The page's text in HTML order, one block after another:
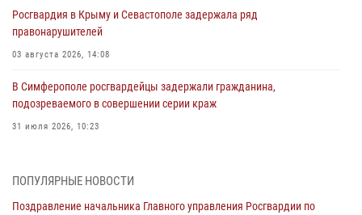
Росгвардия в Крыму и Севастополе задержала ряд
правонарушителей
03 августа 2026, 14:08
В Симферополе росгвардейцы задержали гражданина,
подозреваемого в совершении серии краж
31 июля 2026, 10:23
объекте в Севастополе
ПОПУЛЯРНЫЕ НОВОСТИ
Поздравление начальника Главного управления Росгвардии по